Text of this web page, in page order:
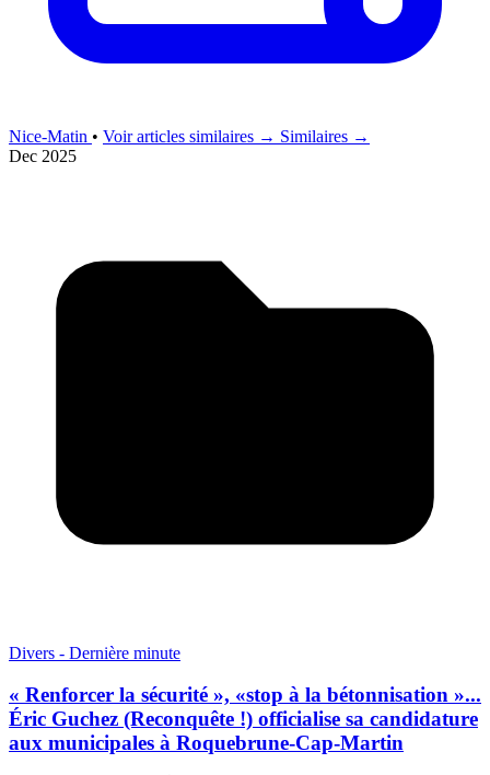
Nice-Matin • Voir articles similaires → Similaires →
Dec 2025
Divers - Dernière minute
« Renforcer la sécurité », «stop à la bétonnisation »...
Éric Guchez (Reconquête !) officialise sa candidature
aux municipales à Roquebrune-Cap-Martin